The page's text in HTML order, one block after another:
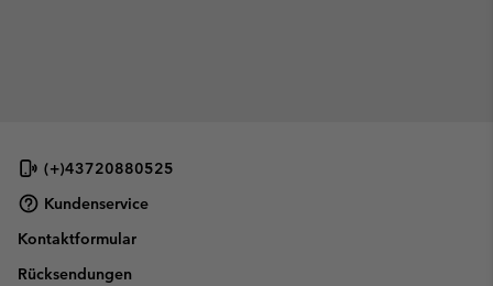
(+)43720880525
Kundenservice
Kontaktformular
Rücksendungen